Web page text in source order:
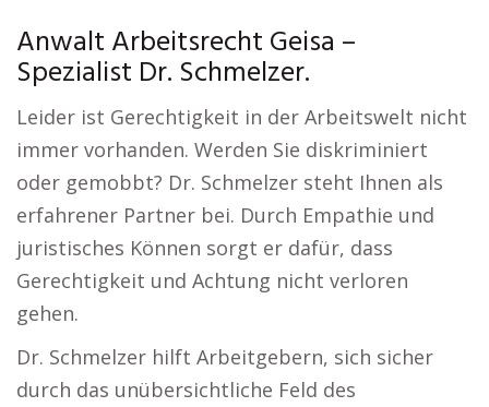
Anwalt Arbeitsrecht Geisa –
Spezialist Dr. Schmelzer.
Leider ist Gerechtigkeit in der Arbeitswelt nicht
immer vorhanden. Werden Sie diskriminiert
oder gemobbt? Dr. Schmelzer steht Ihnen als
erfahrener Partner bei. Durch Empathie und
juristisches Können sorgt er dafür, dass
Gerechtigkeit und Achtung nicht verloren
gehen.
Dr. Schmelzer hilft Arbeitgebern, sich sicher
durch das unübersichtliche Feld des